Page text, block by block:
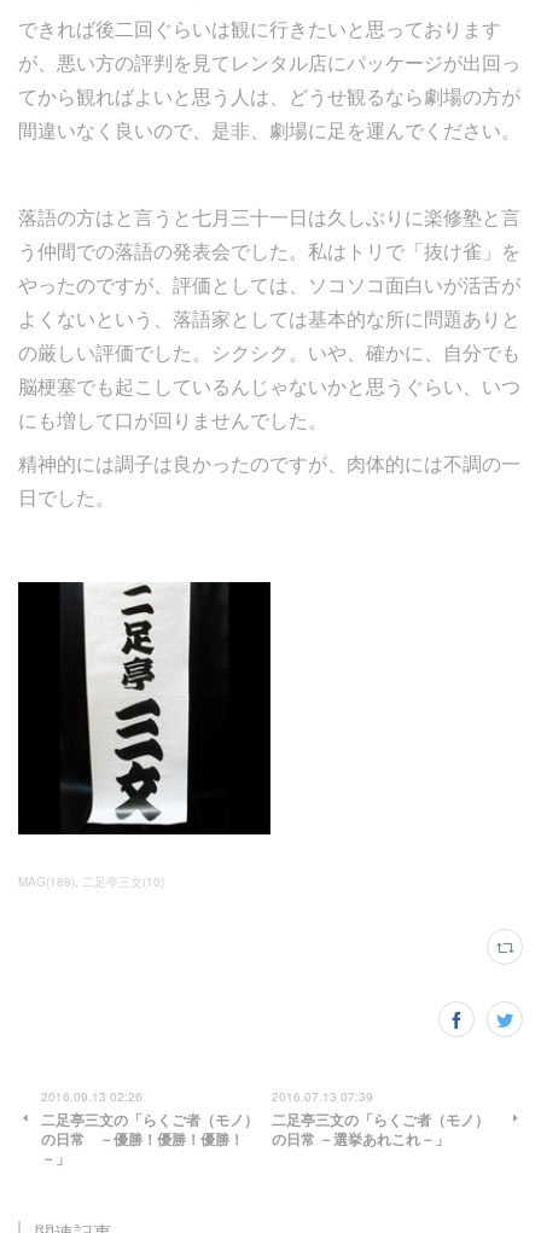
できれば後二回ぐらいは観に行きたいと思っております
が、悪い方の評判を見てレンタル店にパッケージが出回っ
てから観ればよいと思う人は、どうせ観るなら劇場の方が
間違いなく良いので、是非、劇場に足を運んでください。
落語の方はと言うと七月三十一日は久しぶりに楽修塾と言
う仲間での落語の発表会でした。私はトリで「抜け雀」を
やったのですが、評価としては、ソコソコ面白いが活舌が
よくないという、落語家としては基本的な所に問題ありと
の厳しい評価でした。シクシク。いや、確かに、自分でも
脳梗塞でも起こしているんじゃないかと思うぐらい、いつ
にも増して口が回りませんでした。
精神的には調子は良かったのですが、肉体的には不調の一
日でした。
MAG(189) 二足亭三文(10)
2016.09.13 02:26
二足亭三文の「らくご者（モノ）
の日常 －優勝！優勝！優勝！
－」
2016.07.13 07:39
二足亭三文の「らくご者（モノ）
の日常 －選挙あれこれ－」